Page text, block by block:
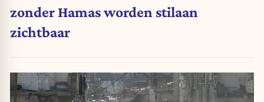
zonder Hamas worden stilaan
zichtbaar